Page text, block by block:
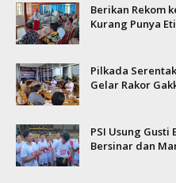
Berikan Rekom
Kurang Punya
Pilkada
Gelar Rakor
PSI Usung
Bersinar dan